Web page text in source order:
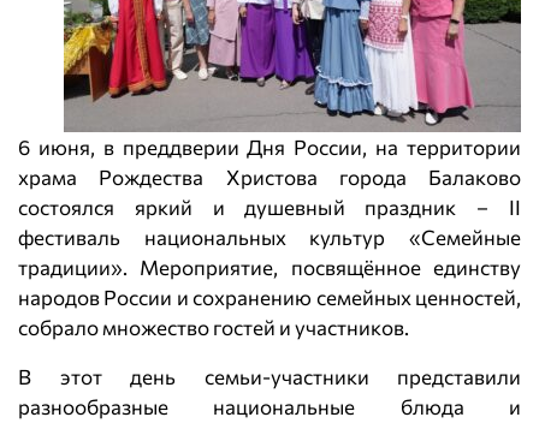
6 июня, в преддверии Дня России, на территории
храма Рождества Христова города Балаково
состоялся яркий и душевный праздник – II
фестиваль национальных культур «Семейные
традиции». Мероприятие, посвящённое единству
народов России и сохранению семейных ценностей,
собрало множество гостей и участников.
В этот день семьи-участники представили
разнообразные национальные блюда и